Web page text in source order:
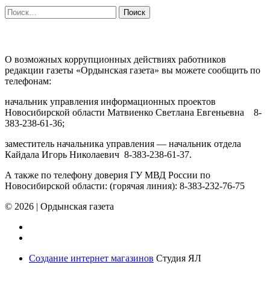
Найти:
О возможных коррупционных действиях работников
редакции газеты «Ордынская газета» вы можете сообщить по
телефонам:
начальник управления информационных проектов
Новосибирской области Матвиенко Светлана Евгеньевна 8-
383-238-61-36;
заместитель начальника управления — начальник отдела
Кайдала Игорь Николаевич 8-383-238-61-37.
А также по телефону доверия ГУ МВД России по
Новосибирской области: (горячая линия): 8-383-232-76-75
© 2026 | Ордынская газета
Создание интернет магазинов Студия ЯЛ